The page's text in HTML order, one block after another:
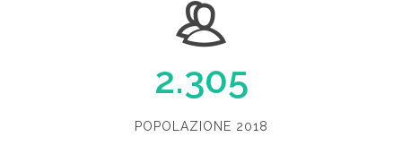
2.305
POPOLAZIONE 2018